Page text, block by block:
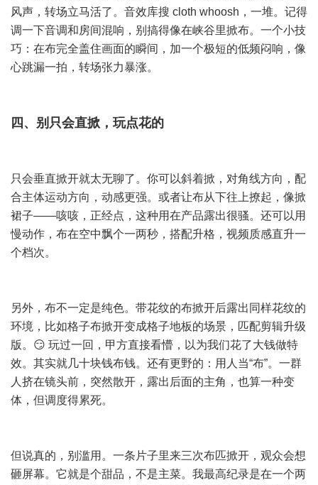
风声，转场立马活了。音效库搜 cloth whoosh，一堆。记得
调一下音调和房间混响，别搞得像在峡谷里掀布。一个小技
巧：在布完全盖住画面的瞬间，加一个极短的低频闷响，像
心跳漏一拍，转场张力暴涨。
四、别只会直掀，玩点花的
只会垂直掀开就太无聊了。你可以斜着掀，对角线方向，配
合主体运动方向，动感更强。或者让布从下往上撩起，像掀
裙子——咳咳，正经点，这种用在产品露出很骚。还可以用
慢动作，布在空中飘个一两秒，搭配升格，视频质感直升一
个档次。
另外，布不一定是纯色。带花纹的布掀开后露出同样花纹的
环境，比如格子布掀开变成格子地板的场景，匹配剪辑升级
版。😏 玩过一回，甲方直接看懵，以为我们花了大钱做特
效。其实就几十块钱布钱。还有更野的：用人当“布”。一群
人挤在镜头前，突然散开，露出后面的主角，也算一种变
体，但调度得累死。
但说真的，别滥用。一条片子里来三次布匹掀开，观众会想
砸屏幕。它就是个甜品，不是主菜。我最高纪录是在一个两